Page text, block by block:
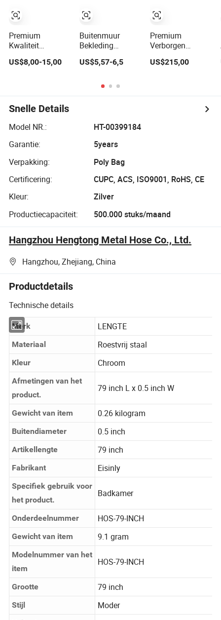
Premium
Kwaliteit
Glas - Moderne
Specificaties
US$8,00-15,00
Buitenmuur
Bekleding
Steenbekleding
Buitenmuren
Ontwerpen
US$5,57-6,5
Premium
Verborgen
Telescopisch
door Maishang
US$215,00
Snelle Details
Model NR.:
HT-00399184
Garantie:
5years
Verpakking:
Poly Bag
Certificering:
CUPC, ACS, ISO9001, RoHS, CE
Kleur:
Zilver
Productiecapaciteit:
500.000 stuks/maand
Hangzhou Hengtong Metal Hose Co., Ltd.
Hangzhou, Zhejiang, China
Productdetails
Technische details
Merk LENGTE
Roestvrij staal
Chroom
Afmetingen van het
0.26 kilogram
0.5 inch
79 inch
Eisinly
Specifiek gebruik voor
HOS-79-INCH
9.1 gram
Modelnummer van het
Grootte 79 inch
Stijl